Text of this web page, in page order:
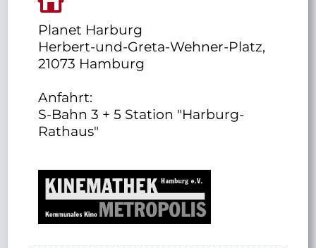
Planet Harburg
Herbert-und-Greta-Wehner-Platz,
21073 Hamburg
Anfahrt:
S-Bahn 3 + 5 Station "Harburg-
Rathaus"